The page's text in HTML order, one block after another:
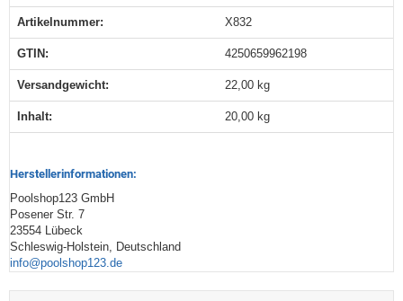
Artikelnummer: X832
GTIN: 4250659962198
Versandgewicht‍: 22,00 kg
Inhalt‍: 20,00 kg
Herstellerinformationen:
Poolshop123 GmbH
Posener Str. 7
23554 Lübeck
Schleswig-Holstein, Deutschland
info@poolshop123.de